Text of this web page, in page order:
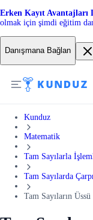
Erken Kayıt Avantajları
olmak için şimdi eğitim
Danışmana Bağlan
Kunduz
Matematik
Tam Sayılarla
Tam Sayılarda
Tam Sayıların Üssü